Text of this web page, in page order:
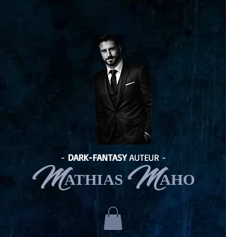
- DARK-FANTASYAUTEUR -
MATHIAS MAHO